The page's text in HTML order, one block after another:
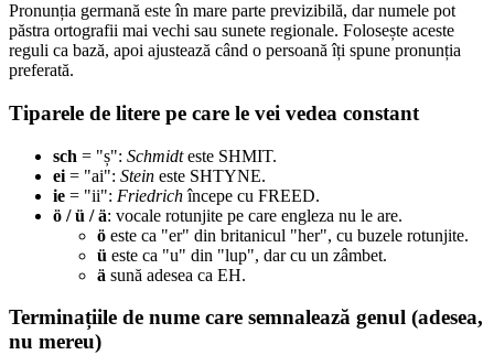
Pronunția germană este în mare parte previzibilă, dar numele pot
păstra ortografii mai vechi sau sunete regionale. Folosește aceste
reguli ca bază, apoi ajustează când o persoană îți spune pronunția
preferată.
Tiparele de litere pe care le vei vedea constant
sch = "ș": Schmidteste SHMIT.
ei = "ai": Stein este SHTYNE.
ie = "ii": Friedrichîncepe cu FREED.
ö / ü / ä: vocale rotunjite pe care engleza nu le are.
ö este ca "er" din britanicul "her", cu buzele rotunjite.
ü este ca "u" din "lup", dar cu un zâmbet.
ä sună adesea ca EH.
Terminațiile de nume care semnalează genul (adesea,
nu mereu)